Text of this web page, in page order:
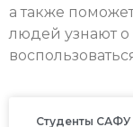
а также
людей узнают о
Студенты САФУ